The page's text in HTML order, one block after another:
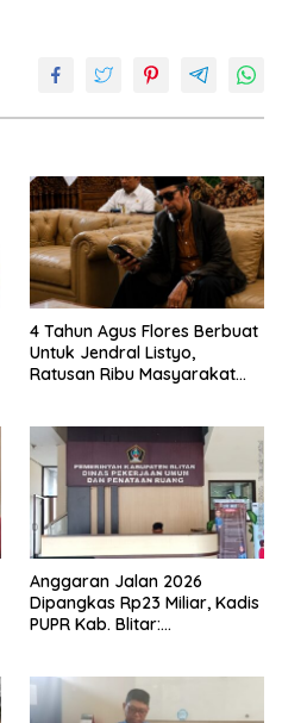
4 Tahun Agus Flores Berbuat
Untuk Jendral Listyo,
Ratusan Ribu Masyarakat
Anggaran Jalan 2026
Dipangkas Rp23 Miliar, Kadis
PUPR Kab. Blitar: